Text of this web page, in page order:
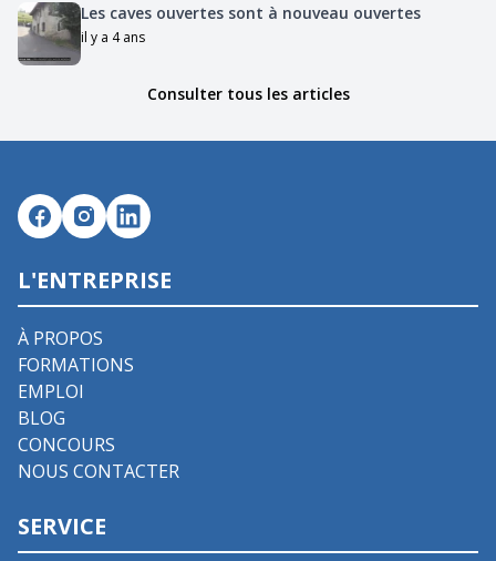
Les caves ouvertes sont à nouveau ouvertes
il y a 4 ans
Consulter tous les articles
L'ENTREPRISE
À PROPOS
FORMATIONS
EMPLOI
BLOG
CONCOURS
NOUS CONTACTER
SERVICE